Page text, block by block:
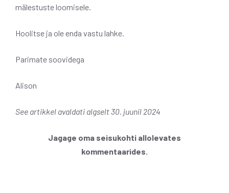
mälestuste loomisele.
Hoolitse ja ole enda vastu lahke.
Parimate soovidega
Alison
See artikkel avaldati algselt 30. juunil 2024
Jagage oma seisukohti allolevates
kommentaarides.